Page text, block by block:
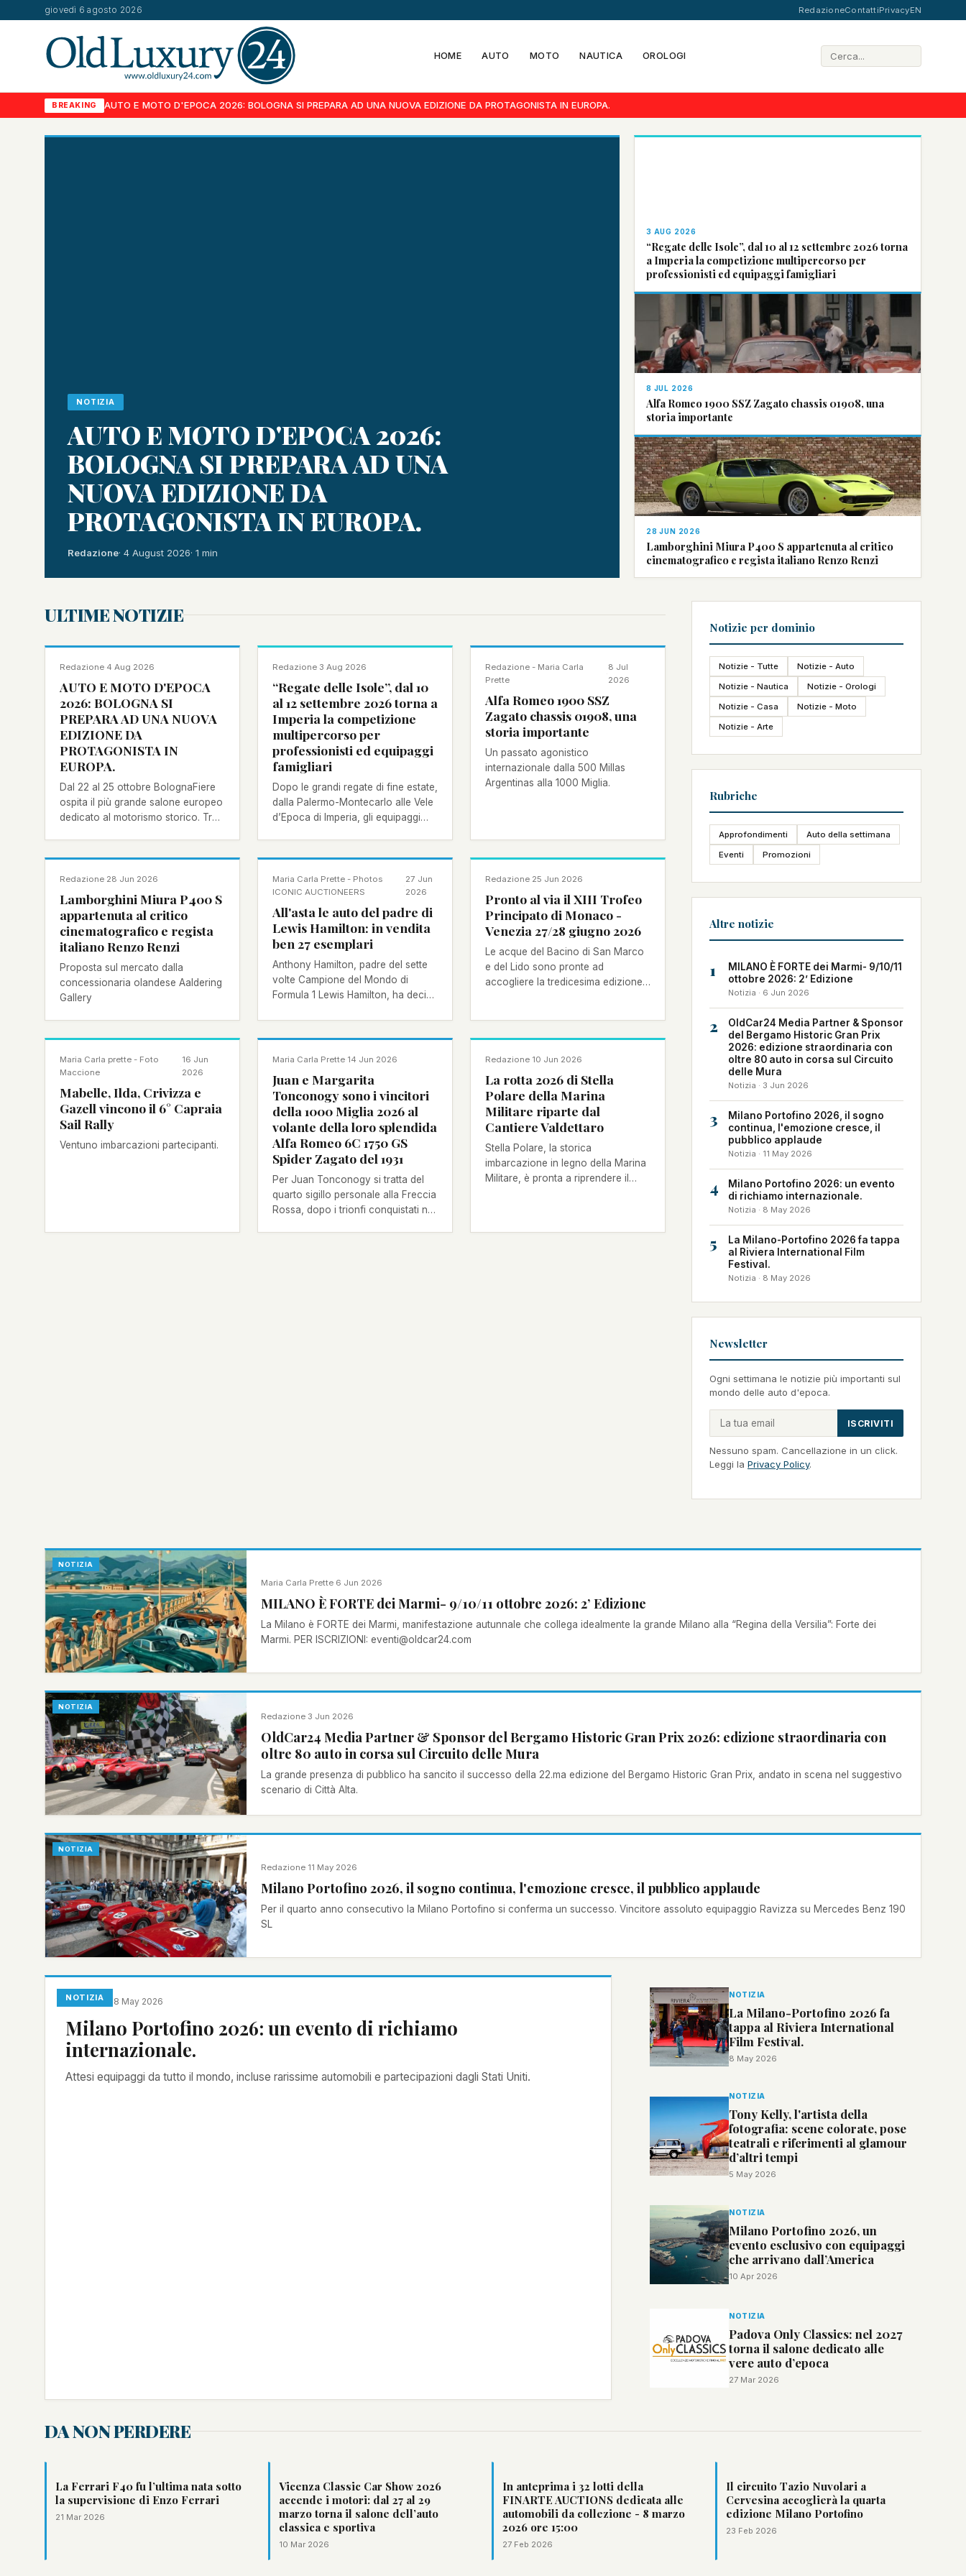
giovedì 6 agosto 2026 RedazioneContattiPrivacyEN
HOME AUTO MOTO NAUTICA OROLOGI
BREAKING AUTO E MOTO D'EPOCA 2026: BOLOGNA SI PREPARA AD UNA NUOVA EDIZIONE DA PROTAGONISTA IN EUROPA.
NOTIZIA
AUTO E MOTO D'EPOCA 2026:
BOLOGNA SI PREPARA AD UNA
NUOVA EDIZIONE DA
PROTAGONISTA IN EUROPA.
Redazione· 4 August 2026· 1 min
3 AUG 2026
“Regate delle Isole”, dal 10 al 12 settembre 2026 torna
a Imperia la competizione multipercorso per
professionisti ed equipaggi famigliari
8 JUL 2026
Alfa Romeo 1900 SSZ Zagato chassis 01908, una
storia importante
28 JUN 2026
Lamborghini Miura P400 S appartenuta al critico
cinematografico e regista italiano Renzo Renzi
ULTIME NOTIZIE
NOTIZIA
Redazione·4 Aug 2026
AUTO E MOTO D'EPOCA
2026: BOLOGNA SI
PREPARA AD UNA NUOVA
EDIZIONE DA
PROTAGONISTA IN
EUROPA.
Dal 22 al 25 ottobre BolognaFiere
ospita il più grande salone europeo
dedicato al motorismo storico. Tra
nuove presenze internazionali nel
mercato.
NOTIZIA
Redazione·3 Aug 2026
“Regate delle Isole”, dal 10
al 12 settembre 2026 torna a
Imperia la competizione
multipercorso per
professionisti ed equipaggi
famigliari
Dopo le grandi regate di fine estate,
dalla Palermo-Montecarlo alle Vele
d’Epoca di Imperia, gli equipaggi
delle “Regate delle Isole"
NOTIZIA
Redazione - Maria Carla
Prette
·
8 Jul
2026
Alfa Romeo 1900 SSZ
Zagato chassis 01908, una
storia importante
Un passato agonistico
internazionale dalla 500 Millas
Argentinas alla 1000 Miglia.
NOTIZIA
Redazione·28 Jun 2026
Lamborghini Miura P400 S
appartenuta al critico
cinematografico e regista
italiano Renzo Renzi
Proposta sul mercato dalla
concessionaria olandese Aaldering
Gallery
NOTIZIA
Maria Carla Prette - Photos
ICONIC AUCTIONEERS
·
27 Jun
2026
All'asta le auto del padre di
Lewis Hamilton: in vendita
ben 27 esemplari
Anthony Hamilton, padre del sette
volte Campione del Mondo di
Formula 1 Lewis Hamilton, ha deciso
tratta di 27 esemplari che verranno
proposti da Iconic Auctioneers.
NOTIZIA
Redazione·25 Jun 2026
Pronto al via il XIII Trofeo
Principato di Monaco -
Venezia 27/28 giugno 2026
Le acque del Bacino di San Marco
e del Lido sono pronte ad
accogliere la tredicesima edizione
NOTIZIA
Maria Carla prette - Foto
Maccione
·
16 Jun
2026
Mabelle, Ilda, Crivizza e
Gazell vincono il 6° Capraia
Sail Rally
Ventuno imbarcazioni partecipanti.
NOTIZIA
Maria Carla Prette·14 Jun 2026
Juan e Margarita
Tonconogy sono i vincitori
della 1000 Miglia 2026 al
volante della loro splendida
Alfa Romeo 6C 1750 GS
Spider Zagato del 1931
Per Juan Tonconogy si tratta del
quarto sigillo personale alla Freccia
Rossa, dopo i trionfi conquistati nel
NOTIZIA
Redazione·10 Jun 2026
La rotta 2026 di Stella
Polare della Marina
Militare riparte dal
Cantiere Valdettaro
Stella Polare, la storica
imbarcazione in legno della Marina
Militare, è pronta a riprendere il
Notizie per dominio
Notizie - Tutte
Notizie - Auto
Notizie - Nautica
Notizie - Orologi
Notizie - Casa
Notizie - Moto
Notizie - Arte
Rubriche
Approfondimenti
Auto della settimana
Eventi
Promozioni
Altre notizie
1
MILANO È FORTE dei Marmi- 9/10/11
ottobre 2026: 2’ Edizione
Notizia · 6 Jun 2026
2
OldCar24 Media Partner & Sponsor
del Bergamo Historic Gran Prix
2026: edizione straordinaria con
oltre 80 auto in corsa sul Circuito
delle Mura
Notizia · 3 Jun 2026
3
Milano Portofino 2026, il sogno
continua, l'emozione cresce, il
pubblico applaude
Notizia · 11 May 2026
4
Milano Portofino 2026: un evento
di richiamo internazionale.
Notizia · 8 May 2026
5
La Milano-Portofino 2026 fa tappa
al Riviera International Film
Festival.
Notizia · 8 May 2026
Newsletter
Ogni settimana le notizie più importanti sul
mondo delle auto d'epoca.
ISCRIVITI
Nessuno spam. Cancellazione in un click.
Leggi la Privacy Policy.
NOTIZIA
Maria Carla Prette·6 Jun 2026
MILANO È FORTE dei Marmi- 9/10/11 ottobre 2026: 2’ Edizione
La Milano è FORTE dei Marmi, manifestazione autunnale che collega idealmente la grande Milano alla “Regina della Versilia”: Forte dei
Marmi. PER ISCRIZIONI: eventi@oldcar24.com
NOTIZIA
Redazione·3 Jun 2026
OldCar24 Media Partner & Sponsor del Bergamo Historic Gran Prix 2026: edizione straordinaria con
oltre 80 auto in corsa sul Circuito delle Mura
La grande presenza di pubblico ha sancito il successo della 22.ma edizione del Bergamo Historic Gran Prix, andato in scena nel suggestivo
scenario di Città Alta.
NOTIZIA
Redazione·11 May 2026
Milano Portofino 2026, il sogno continua, l'emozione cresce, il pubblico applaude
Per il quarto anno consecutivo la Milano Portofino si conferma un successo. Vincitore assoluto equipaggio Ravizza su Mercedes Benz 190
SL
NOTIZIA
Redazione 8 May 2026
Milano Portofino 2026: un evento di richiamo
internazionale.
Attesi equipaggi da tutto il mondo, incluse rarissime automobili e partecipazioni dagli Stati Uniti.
NOTIZIA
La Milano-Portofino 2026 fa
tappa al Riviera International
Film Festival.
8 May 2026
NOTIZIA
Tony Kelly, l'artista della
fotografia: scene colorate, pose
teatrali e riferimenti al glamour
d’altri tempi
5 May 2026
NOTIZIA
Milano Portofino 2026, un
evento esclusivo con equipaggi
che arrivano dall’America
10 Apr 2026
NOTIZIA
Padova Only Classics: nel 2027
torna il salone dedicato alle
vere auto d’epoca
27 Mar 2026
DA NON PERDERE
La Ferrari F40 fu l’ultima nata sotto
la supervisione di Enzo Ferrari
21 Mar 2026
Vicenza Classic Car Show 2026
accende i motori: dal 27 al 29
marzo torna il salone dell’auto
classica e sportiva
10 Mar 2026
In anteprima i 32 lotti della
FINARTE AUCTIONS dedicata alle
automobili da collezione - 8 marzo
2026 ore 15:00
27 Feb 2026
Il circuito Tazio Nuvolari a
Cervesina accoglierà la quarta
edizione Milano Portofino
23 Feb 2026